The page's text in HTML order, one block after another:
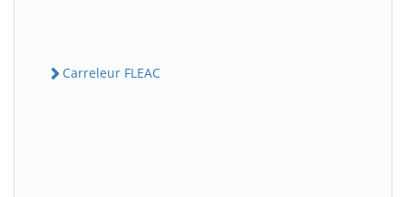
Carreleur FLEAC